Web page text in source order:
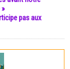
pas aux